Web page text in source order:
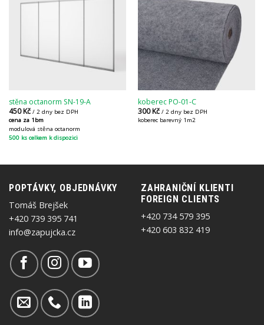
stěna octanorm SN-19-A
450Kč / 2 dny bez DPH
cena za 1bm
modulová stěna octanorm
500 ks celkem k dispozici
koberec PO-01-C
300Kč / 2 dny bez DPH
koberec barevný 1m2
POPTÁVKY, OBJEDNÁVKY
Tomáš Brejšek
+420 739 395 741
info@zapujcka.cz
ZAHRANIČNÍ KLIENTI
FOREIGN CLIENTS
+420 734 579 395
+420 603 832 419